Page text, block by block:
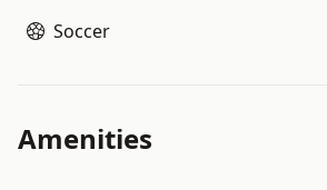
Soccer
Amenities